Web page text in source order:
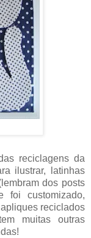
reciclagens da
ilustrar, latinhas
dos posts
foi customizado,
reciclados
muitas outras